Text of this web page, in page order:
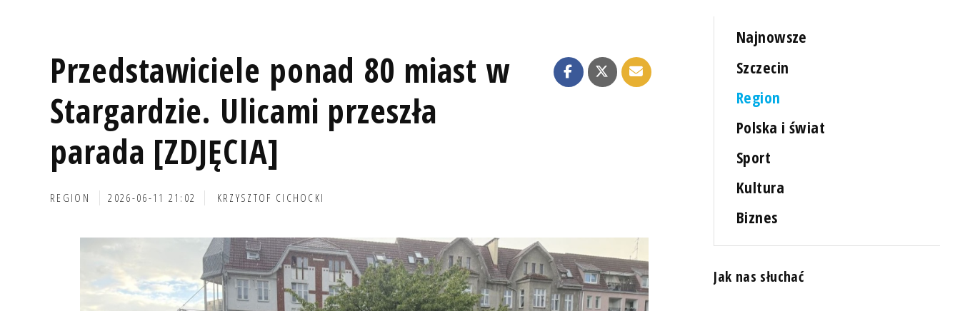
Przedstawiciele ponad 80 miast w
Stargardzie. Ulicami przeszła
parada [ZDJĘCIA]
REGION 2026-06-11 21:02 KRZYSZTOF CICHOCKI
Najnowsze
Szczecin
Region
Polska i świat
Sport
Kultura
Biznes
Jak nas słuchać